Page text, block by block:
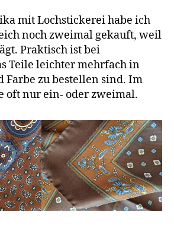
mit Lochstickerei habe ich
noch zweimal gekauft, weil
Praktisch ist bei
Teile leichter mehrfach in
Farbe zu bestellen sind. Im
oft nur ein- oder zweimal.